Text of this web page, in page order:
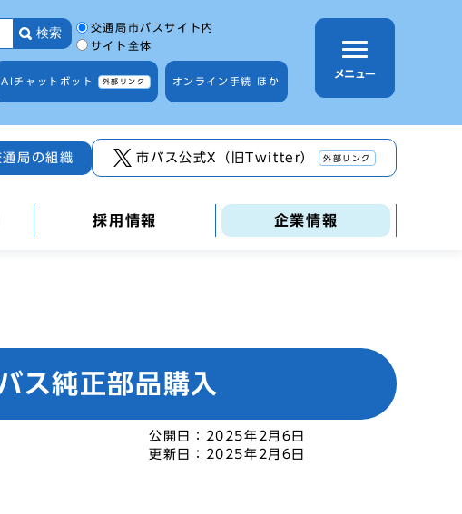
検索 サイト内検索の範囲
交通局市バスサイト内
サイト全体
AIチャットボット 外部リンク オンライン手続 ほか
メニュー
通局の組織 市バス公式X（旧Twitter） 外部リンク
採用情報 企業情報
ス純正部品購入
公開日：
2025年2月6日
更新日：
2025年2月6日